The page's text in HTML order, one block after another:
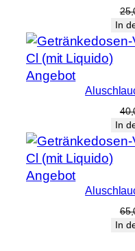
Angebot
In
AngebotProdukt
im
Angebot
In
AngebotProdukt
im
Angebot
In